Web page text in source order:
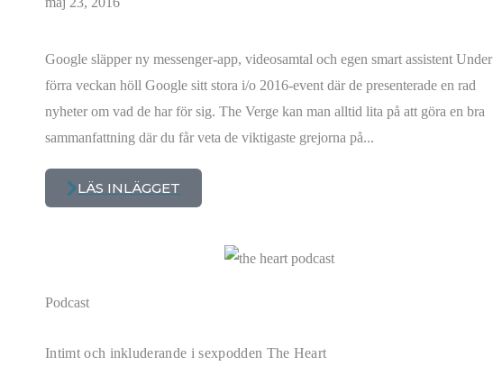
Google släpper ny messenger-app, videosamtal och egen smart assistent Under
förra veckan höll Google sitt stora i/o 2016-event där de presenterade en rad
nyheter om vad de har för sig. The Verge kan man alltid lita på att göra en bra
sammanfattning där du får veta de viktigaste grejorna på...
LÄS INLÄGGET
Podcast
Intimt och inkluderande i sexpodden The Heart